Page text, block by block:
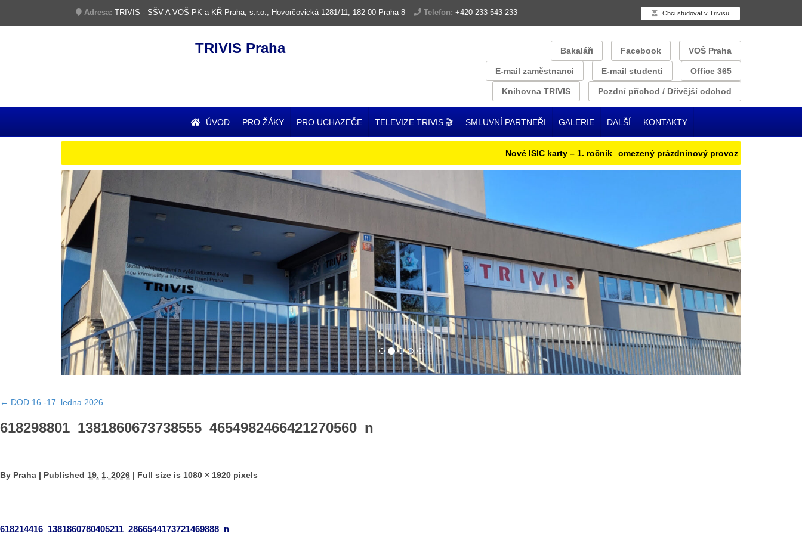
Adresa: TRIVIS - SŠV A VOŠ PK a KŘ Praha, s.r.o., Hovorčovická 1281/11, 182 00 Praha 8 Telefon: +420 233 543 233 Chci studovat v Trivisu
TRIVIS Praha Bakaláři Facebook VOŠ Praha
E-mail zaměstnanci E-mail studenti Office 365
Knihovna TRIVIS Pozdní příchod / Dřívější odchod
ÚVOD PRO ŽÁKY PRO UCHAZEČE TELEVIZE TRIVIS 🎬 SMLUVNÍ PARTNEŘI GALERIE DALŠÍ KONTAKTY
Nové ISIC karty – 1. ročník omezený prázdninový provoz Přihlašování obědu
← DOD 16.-17. ledna 2026
618298801_1381860673738555_4654982466421270560_n
By Praha | Published 19. 1. 2026 | Full size is 1080 × 1920 pixels
618214416_1381860780405211_2866544173721469888_n